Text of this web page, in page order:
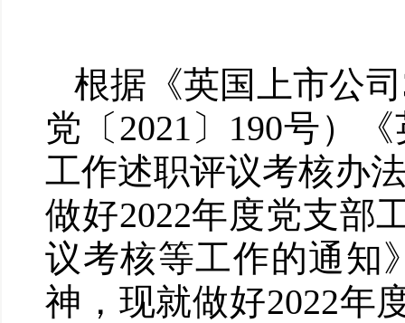
根据《英国上市公
党〔2021〕190号）
工作述职评议考核办
做好2022年度党支部
议考核等工作的通知
神，现就做好2022年